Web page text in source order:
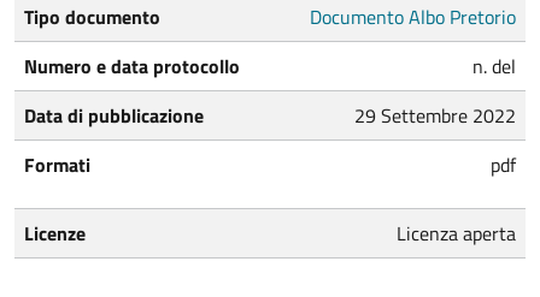
Tipo documento
Documento Albo Pretorio
Numero e data protocollo
n. del
Data di pubblicazione
29 Settembre 2022
Formati
pdf
Licenze Licenza aperta